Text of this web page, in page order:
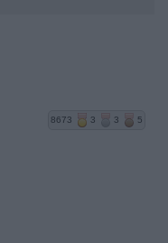
8673 3 3 5